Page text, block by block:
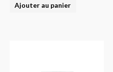
Ajouter au panier